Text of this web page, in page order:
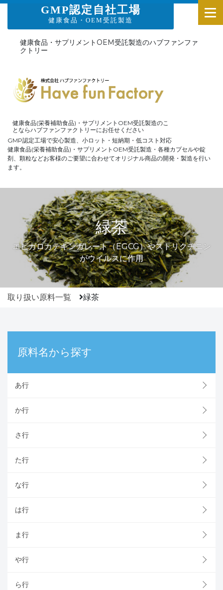
GMP認定自社工場
健康食品・OEM受託製造
健康食品・サプリメントOEM受託製造のハブファンファ
クトリー
健康食品(栄養補助食品)・サプリメントOEM受託製造のこ
とならハブファンファクトリーにお任せください
GMP認定工場で安心製造、小ロット・短納期・低コスト対応
健康食品(栄養補助食品)・サプリメントOEM受託製造・各種カプセルや錠
剤、顆粒などお客様のご要望に合わせてオリジナル商品の開発・製造を行い
ます。
緑茶
エピガロカテキンガレート（EGCG）やストリクチニン
がウイルスに作用
取り扱い原料一覧 緑茶
原料名から探す
あ行
か行
さ行
た行
な行
は行
ま行
や行
ら行